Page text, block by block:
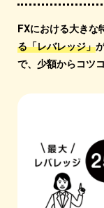
FXにおける大きな
る「レバレッジ」
で、少額からコツ